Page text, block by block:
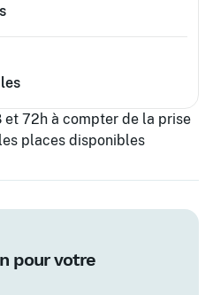
72h à compter de la prise
places disponibles
pour votre